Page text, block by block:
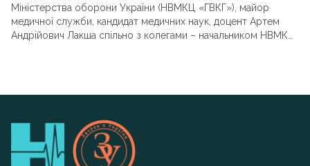
Міністерства оборони України (НВМКЦ «ГВКГ»), майор
медичної служби, кандидат медичних наук, доцент Артем
Андрійович Лакша спільно з колегами – начальником НВМКЦ
професором Юрієм Олександровичем Ярмолюком
та лікарем ортопедом-травматологом НВМКЦ «ГВКГ»,
доктором медичних наук, професором Олександром
Володимировичем Борзих поділився досвідом надання